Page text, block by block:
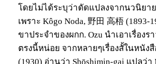
โดยไม่ได้ระบุว่าดัดแปลงจากนวนิยา
เพราะ Kôgo Noda, 野田 高梧 (1893-
ขาประจำของผกก. Ozu นำเอาเรื่องร
ตรงนี้หน่อย จากหลายๆเรื่องสั้ในหนังสื
(1930) อ่านว่า Shōshimin-gai แปลว่า